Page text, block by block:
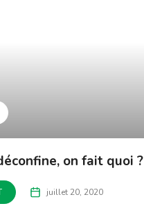
on fait quoi ?
juillet 20, 2020